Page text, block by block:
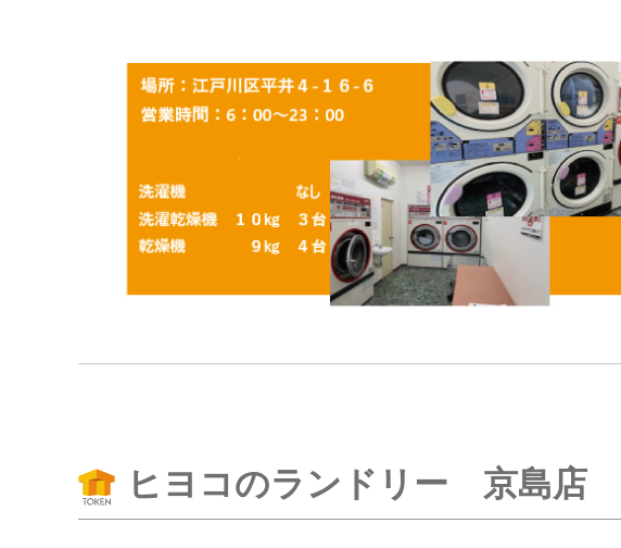
ヒヨコのランドリー 京島店